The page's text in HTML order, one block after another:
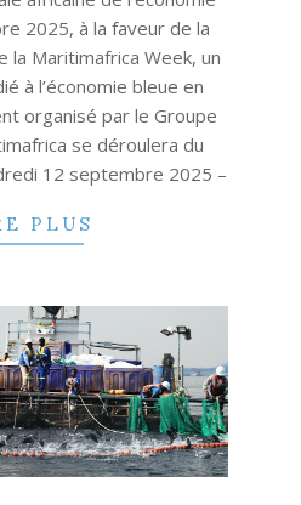
2025, à la faveur de la
la Maritimafrica Week, un
à l’économie bleue en
organisé par le Groupe
se déroulera du
12 septembre 2025 –
PLUS